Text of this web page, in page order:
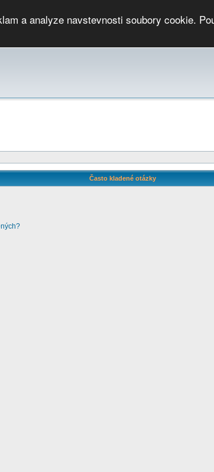
a analyze navstevnosti soubory cookie.
Často kladené otázky